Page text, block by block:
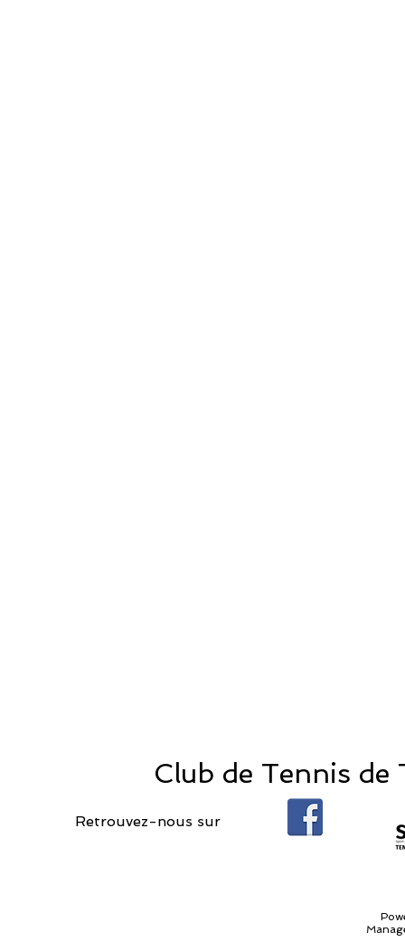
Retrouvez-nous sur
Club de Tennis de